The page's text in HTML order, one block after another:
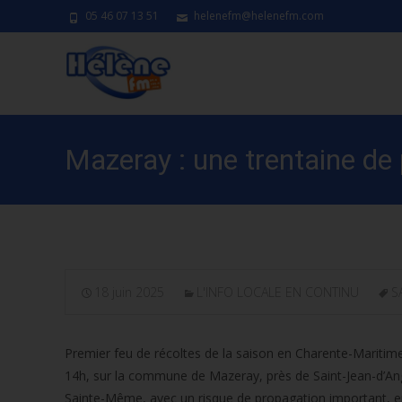
05 46 07 13 51 helenefm@helenefm.com
Mazeray : une trentaine
Premier feu de récoltes de la saison en Charente-
14h, sur la commune de Mazeray, près de Saint-Jean-
Sainte-Même, avec un risque de propagation important,